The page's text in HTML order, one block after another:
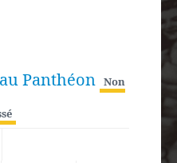
Panthéon Non